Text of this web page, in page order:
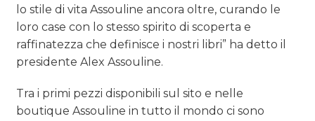
lo stile di vita Assouline ancora oltre, curando le
loro case con lo stesso spirito di scoperta e
raffinatezza che definisce i nostri libri” ha detto il
presidente Alex Assouline.
Tra i primi pezzi disponibili sul sito e nelle
boutique Assouline in tutto il mondo ci sono